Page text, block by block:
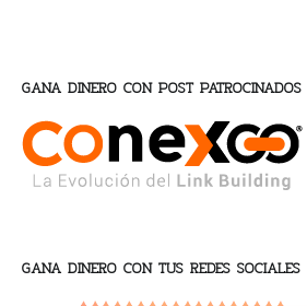
GANA DINERO CON POST PATROCINADOS
GANA DINERO CON TUS REDES SOCIALES